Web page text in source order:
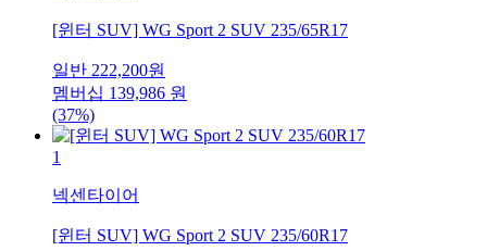
[윈터 SUV] WG Sport 2 SUV 235/65R17
일반 222,200원
멤버십 139,986 원
(37%)
1
넥센타이어
[윈터 SUV] WG Sport 2 SUV 235/60R17